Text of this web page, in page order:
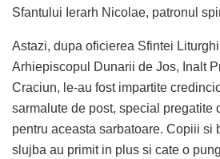
Sfantului Ierarh Nicolae, patronul
Astazi, dupa oficierea Sfintei
Arhiepiscopul Dunarii de Jos, Inalt
Craciun, le-au fost impartite
sarmalute de post, special pregatite
pentru aceasta sarbatoare. Copiii si
slujba au primit in plus si cate o